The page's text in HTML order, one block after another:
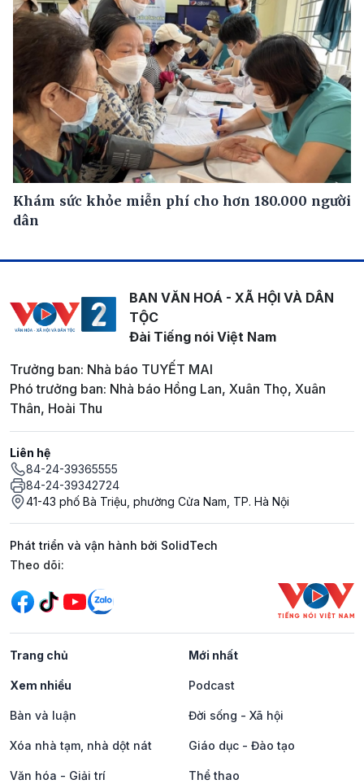
Khám sức khỏe miễn phí cho hơn 180.000 người
dân
BAN VĂN HOÁ - XÃ HỘI VÀ DÂN
TỘC
Đài Tiếng nói Việt Nam
Trưởng ban: Nhà báo TUYẾT MAI
Phó trưởng ban: Nhà báo Hồng Lan, Xuân Thọ, Xuân
Thân, Hoài Thu
Liên hệ
84-24-39365555
84-24-39342724
41-43 phố Bà Triệu, phường Cửa Nam, TP. Hà Nội
Phát triển và vận hành bởi SolidTech
Mạng xã hội
Theo dõi:
Trang chủ Mới nhất
Xem nhiều Podcast
Bàn và luận Đời sống - Xã hội
Xóa nhà tạm, nhà dột nát Giáo dục - Đào tạo
Văn hóa - Giải trí Thể thao